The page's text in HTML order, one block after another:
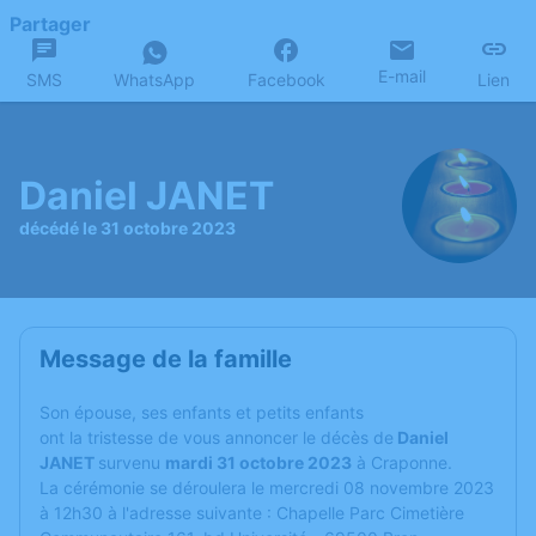
Partager
SMS WhatsApp Facebook E-mail Lien
Daniel JANET
décédé le 31 octobre 2023
Message de la famille
Son épouse, ses enfants et petits enfants
ont la tristesse de vous annoncer le décès de Daniel
JANET survenu mardi 31 octobre 2023 à Craponne.
La cérémonie se déroulera le mercredi 08 novembre 2023
à 12h30 à l'adresse suivante : Chapelle Parc Cimetière